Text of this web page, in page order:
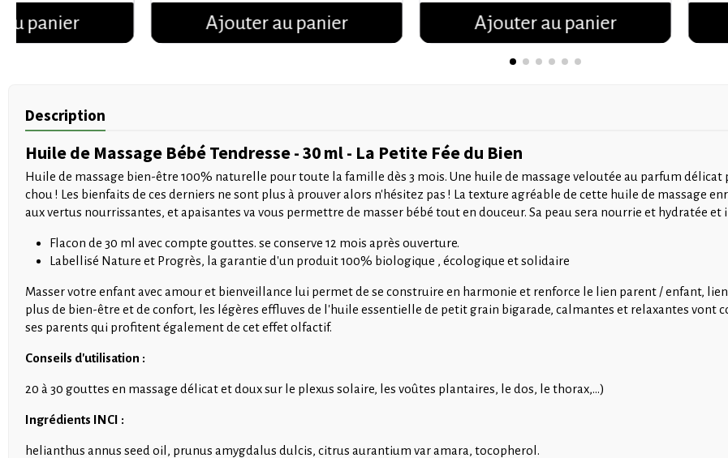
panier Ajouter au panier Ajouter au panier
Description
Huile de Massage Bébé Tendresse - 30 ml - La Petite Fée du Bien
Huile de massage bien-être 100% naturelle pour toute la famille dès 3 mois. Une huile de massage veloutée au parfum
chou ! Les bienfaits de ces derniers ne sont plus à prouver alors n'hésitez pas ! La texture agréable de cette huile de massage
aux vertus nourrissantes, et apaisantes va vous permettre de masser bébé tout en douceur. Sa peau sera nourrie et hydratée et
Flacon de 30 ml avec compte gouttes. se conserve 12 mois après ouverture.
Labellisé Nature et Progrès, la garantie d'un produit 100% biologique , écologique et solidaire
Masser votre enfant avec amour et bienveillance lui permet de se construire en harmonie et renforce le lien parent / enfant,
plus de bien-être et de confort, les légères effluves de l'huile essentielle de petit grain bigarade, calmantes et relaxantes vont
ses parents qui profitent également de cet effet olfactif.
Conseils d'utilisation :
20 à 30 gouttes en massage délicat et doux sur le plexus solaire, les voûtes plantaires, le dos, le thorax,...)
Ingrédients INCI :
helianthus annus seed oil, prunus amygdalus dulcis, citrus aurantium var amara, tocopherol.